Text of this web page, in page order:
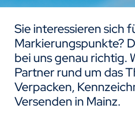
Techniklexikon
Kontakt
Sie interessieren sich
Markierungspunkte?
bei uns genau richtig.
Partner rund um das
Verpacken,
Versenden in Mainz.